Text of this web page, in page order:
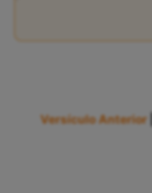
Versículo Anterior